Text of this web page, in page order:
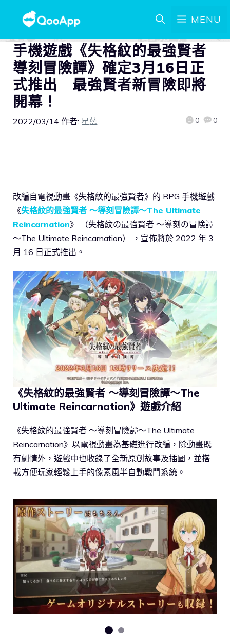
MENU
手機遊戲《失格紋的最強賢者
導刻冒險譚》確定3月16日正
式推出 最強賢者新冒險即將
開幕！
2022/03/14 作者: 星藍 0 0
改編自電視動畫《失格紋的最強賢者》的 RPG 手機遊戲
《失格紋的最強賢者 ～導刻冒險譚～The Ultimate
Reincarnation》 （失格紋の最強賢者 ～導刻の冒険譚
～The Ultimate Reincarnation） ，宣佈將於 2022 年 3
月 16 日正式推出。
《失格紋的最強賢者 ～導刻冒險譚～The
Ultimate Reincarnation》遊戲介紹
《失格紋的最強賢者 ～導刻冒險譚～The Ultimate
Reincarnation》以電視動畫為基礎進行改編，除動畫既
有劇情外，遊戲中也收錄了全新原創故事及插圖，並搭
載方便玩家輕鬆上手的像素風半自動戰鬥系統。